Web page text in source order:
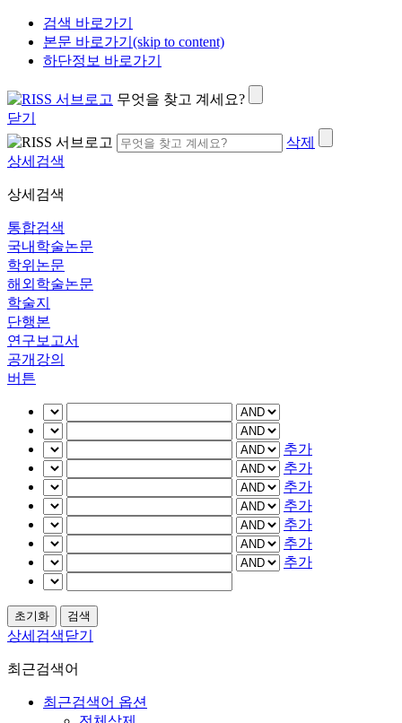
검색 바로가기
본문 바로가기(skip to content)
하단정보 바로가기
무엇을 찾고 계세요?
닫기
삭제
상세검색
상세검색
통합검색
국내학술논문
학위논문
해외학술논문
학술지
단행본
연구보고서
공개강의
버튼
추가
추가
추가
추가
추가
추가
추가
상세검색닫기
최근검색어
최근검색어 옵션